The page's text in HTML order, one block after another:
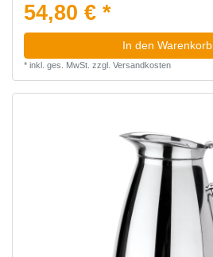
54,80 € *
In den Warenkorb
* inkl. ges. MwSt. zzgl. Versandkosten